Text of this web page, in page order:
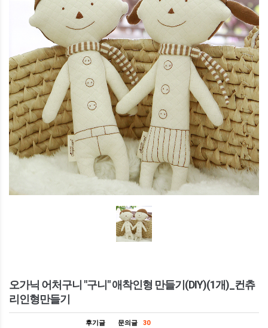
오가닉 어처구니 "구니" 애착인형 만들기(DIY)(1개)_컨츄
리인형만들기
후기글 문의글 30